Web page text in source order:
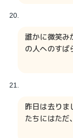
誰かに微笑み
の人へのすば
昨日は去りま
たちにはただ